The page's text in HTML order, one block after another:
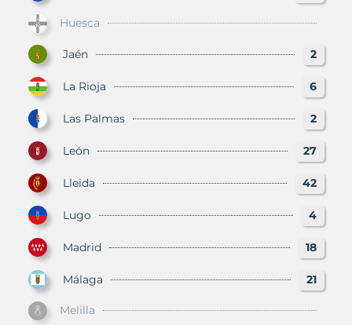
Huesca
Jaén 2
La Rioja 6
Las Palmas 2
León 27
Lleida 42
Lugo 4
Madrid 18
Málaga 21
Melilla